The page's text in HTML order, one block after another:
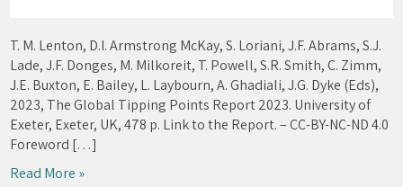
T. M. Lenton, D.I. Armstrong McKay, S. Loriani, J.F. Abrams, S.J.
Lade, J.F. Donges, M. Milkoreit, T. Powell, S.R. Smith, C. Zimm,
J.E. Buxton, E. Bailey, L. Laybourn, A. Ghadiali, J.G. Dyke (Eds),
2023, The Global Tipping Points Report 2023. University of
Exeter, Exeter, UK, 478 p. Link to the Report. – CC-BY-NC-ND 4.0
Foreword […]
Read More »